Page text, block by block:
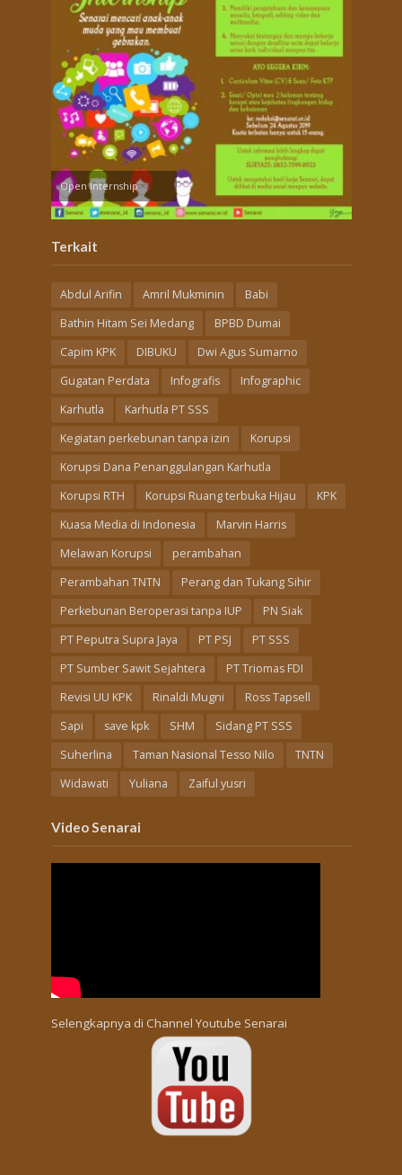
Open Internship
Terkait
Abdul Arifin Amril Mukminin
Babi
Bathin Hitam Sei Medang
BPBD Dumai
Capim KPK
DIBUKU
Dwi Agus Sumarno
Gugatan Perdata
Infografis
Infographic
Karhutla
Karhutla PT SSS
Kegiatan perkebunan tanpa izin
Korupsi
Korupsi Dana Penanggulangan Karhutla
Korupsi RTH
Korupsi Ruang terbuka Hijau
KPK
Kuasa Media di Indonesia
Marvin Harris
Melawan Korupsi
perambahan
Perambahan TNTN
Perang dan Tukang Sihir
Perkebunan Beroperasi tanpa IUP
PN Siak
PT Peputra Supra Jaya
PT PSJ
PT SSS
PT Sumber Sawit Sejahtera
PT Triomas FDI
Revisi UU KPK
Rinaldi Mugni
Ross Tapsell
Sapi
save kpk SHM
Sidang PT SSS
Suherlina
Taman Nasional Tesso Nilo
TNTN
Widawati
Yuliana Zaiful yusri
Video Senarai
Selengkapnya di Channel Youtube Senarai